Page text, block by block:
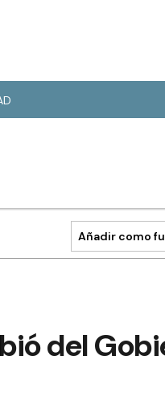
Añadir como
del